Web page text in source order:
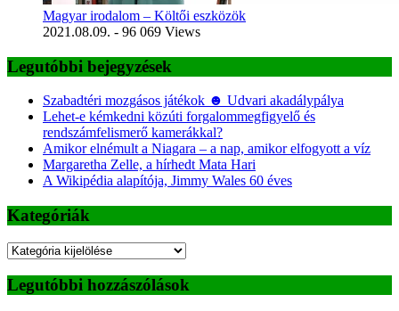
Magyar irodalom – Költői eszközök
2021.08.09. - 96 069 Views
Legutóbbi bejegyzések
Szabadtéri mozgásos játékok ☻ Udvari akadálypálya
Lehet-e kémkedni közúti forgalommegfigyelő és
rendszámfelismerő kamerákkal?
Amikor elnémult a Niagara – a nap, amikor elfogyott a víz
Margaretha Zelle, a hírhedt Mata Hari
A Wikipédia alapítója, Jimmy Wales 60 éves
Kategóriák
Kategóriák
Legutóbbi hozzászólások